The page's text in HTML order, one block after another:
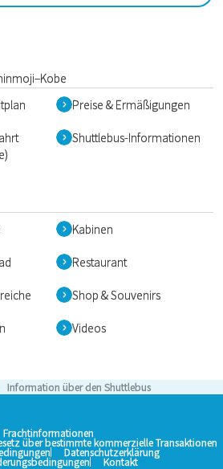
Preise & Ermäßigungen
Shuttlebus-Informationen
Kabinen
Restaurant
Shop & Souvenirs
Videos
Information über den Shuttlebus
Frachtinformationen
über bestimmte kommerzielle Transaktionen
Datenschutzerklärung
Kontakt